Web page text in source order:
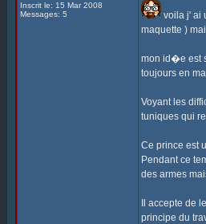
Inscrit le: 15 Mar 2008
Messages: 5
voila j' ai
maquette )
mon id�e est
toujours en
Voyant les
tuniques qui
Ce prince est
Pendant ce
des armes
Il accepte de
principe du